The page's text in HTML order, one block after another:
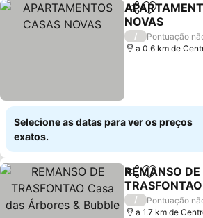
PartilharAdicionar
NOVAS
Ver preços
/
Pontuação
a 0.6 km de
Selecione as datas para ver os preços
exatos.
PartilharAdicionar
REMANSO DE
Árbores &
Ver preços
/
Pontuação
a 1.7 km de